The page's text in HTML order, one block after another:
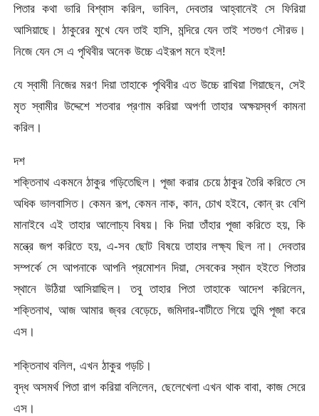
পিতার কথা ভারি বিশ্বাস করিল, ভাবিল, দেবতার আহ্বানেই সে ফিরিয়া
আসিয়াছে। ঠাকুরের মুখে যেন তাই হাসি, মন্দিরে যেন তাই শতগুণ সৌরভ।
নিজে যেন সে এ পৃথিবীর অনেক উচ্চে এইরূপ মনে হইল!
যে স্বামী নিজের মরণ দিয়া তাহাকে পৃথিবীর এত উচ্চে রাখিয়া গিয়াছেন, সেই
মৃত স্বামীর উদ্দেশে শতবার প্রণাম করিয়া অপর্ণা তাহার অক্ষয়স্বর্গ কামনা
করিল।
দশ
শক্তিনাথ একমনে ঠাকুর গড়িতেছিল। পূজা করার চেয়ে ঠাকুর তৈরি করিতে সে
অধিক ভালবাসিত। কেমন রূপ, কেমন নাক, কান, চোখ হইবে, কোন্‌ রং বেশি
মানাইবে এই তাহার আলোচ্য বিষয়। কি দিয়া তাঁহার পূজা করিতে হয়, কি
মন্ত্রে জপ করিতে হয়, এ-সব ছোট বিষয়ে তাহার লক্ষ্য ছিল না। দেবতার
সম্পর্কে সে আপনাকে আপনি প্রমোশন দিয়া, সেবকের স্থান হইতে পিতার
স্থানে উঠিয়া আসিয়াছিল। তবু তাহার পিতা তাহাকে আদেশ করিলেন,
শক্তিনাথ, আজ আমার জ্বর বেড়েচে, জমিদার-বাটীতে গিয়ে তুমি পূজা করে
এস।
শক্তিনাথ বলিল, এখন ঠাকুর গড়চি।
বৃদ্ধ অসমর্থ পিতা রাগ করিয়া বলিলেন, ছেলেখেলা এখন থাক বাবা, কাজ সেরে
এস।